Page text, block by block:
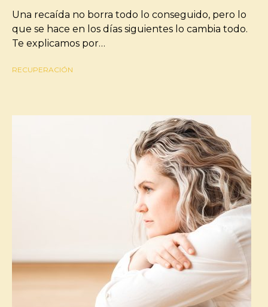
Una recaída no borra todo lo conseguido, pero lo
que se hace en los días siguientes lo cambia todo.
Te explicamos por…
RECUPERACIÓN